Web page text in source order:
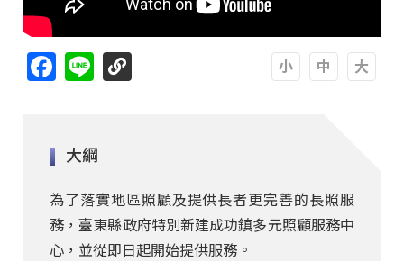
Facebook
Line
大綱
為了落實地區照顧及提供長者更完善的長照服
務，臺東縣政府特別新建成功鎮多元照顧服務中
心，並從即日起開始提供服務。